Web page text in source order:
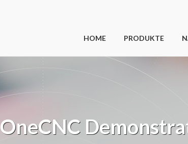
HOME PRODUKTE
OneCNC